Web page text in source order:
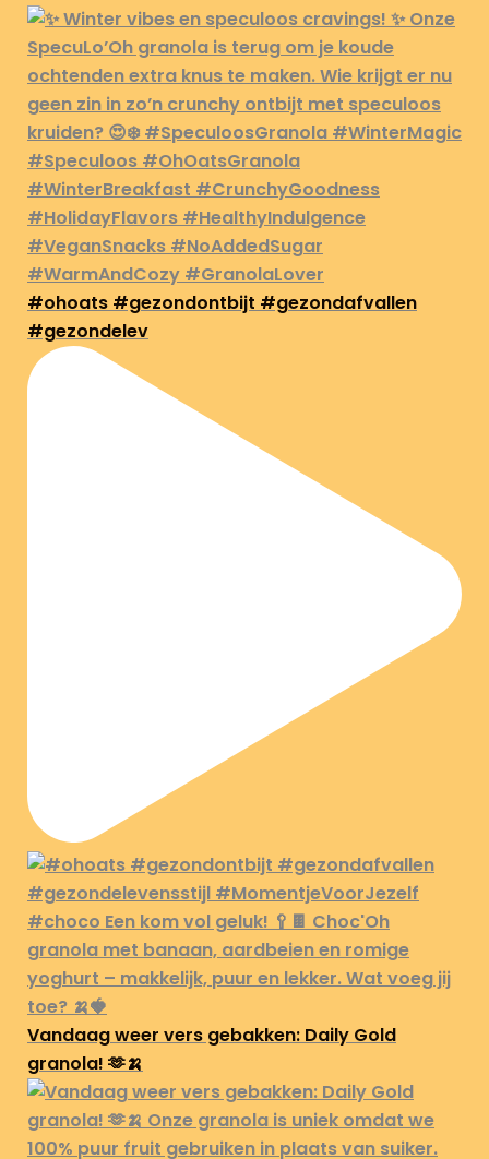
#ohoats #gezondontbijt #gezondafvallen
#gezondelev
Vandaag weer vers gebakken: Daily Gold
granola! 🫶🍌